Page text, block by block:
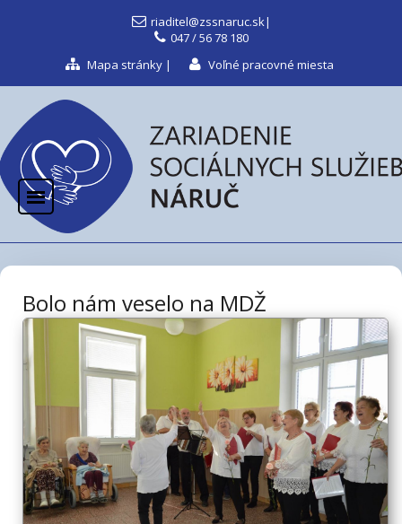
riaditel@zssnaruc.sk|
047 / 56 78 180
Mapa stránky | Voľné pracovné miesta
Bolo nám veselo na MDŽ